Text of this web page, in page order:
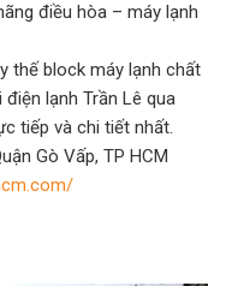
điều hòa – máy lạnh
thế block máy lạnh chất
lạnh Trần Lê qua
tiếp và chi tiết nhất.
Gò Vấp, TP HCM